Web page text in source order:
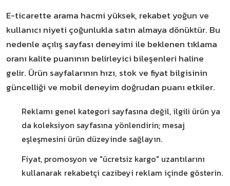
E-ticarette arama hacmi yüksek, rekabet yoğun ve
kullanıcı niyeti çoğunlukla satın almaya dönüktür. Bu
nedenle açılış sayfası deneyimi ile beklenen tıklama
oranı kalite puanının belirleyici bileşenleri haline
gelir. Ürün sayfalarının hızı, stok ve fiyat bilgisinin
güncelliği ve mobil deneyim doğrudan puanı etkiler.
Reklamı genel kategori sayfasına değil, ilgili ürün ya
da koleksiyon sayfasına yönlendirin; mesaj
eşleşmesini ürün düzeyinde sağlayın.
Fiyat, promosyon ve "ücretsiz kargo" uzantılarını
kullanarak rekabetçi cazibeyi reklam içinde gösterin.